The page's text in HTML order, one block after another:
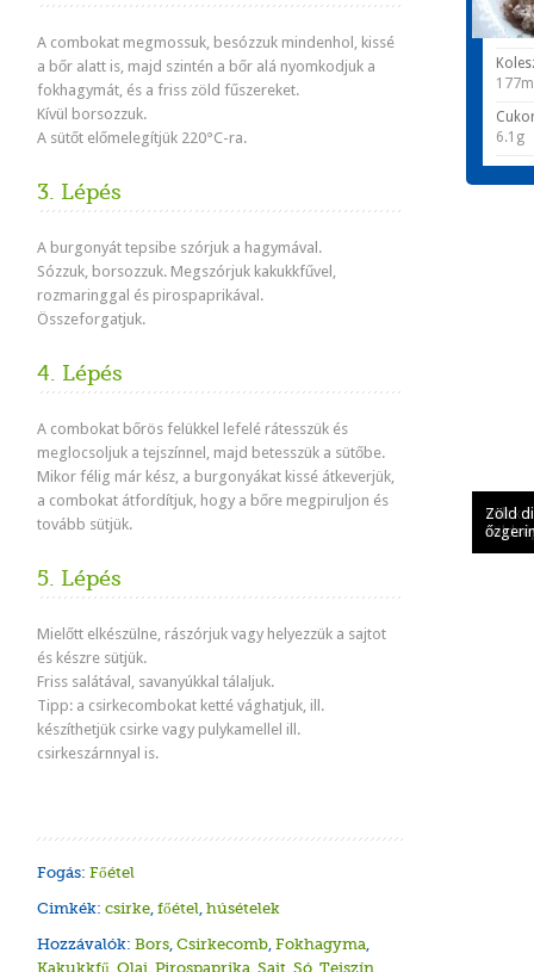
A combokat megmossuk, besózzuk mindenhol, kissé
a bőr alatt is, majd szintén a bőr alá nyomkodjuk a
fokhagymát, és a friss zöld fűszereket.
Kívül borsozzuk.
A sütőt előmelegítjük 220°C-ra.
3. Lépés
A burgonyát tepsibe szórjuk a hagymával.
Sózzuk, borsozzuk. Megszórjuk kakukkfűvel,
rozmaringgal és pirospaprikával.
Összeforgatjuk.
4. Lépés
A combokat bőrös felükkel lefelé rátesszük és
meglocsoljuk a tejszínnel, majd betesszük a sütőbe.
Mikor félig már kész, a burgonyákat kissé átkeverjük,
a combokat átfordítjuk, hogy a bőre megpiruljon és
tovább sütjük.
5. Lépés
Mielőtt elkészülne, rászórjuk vagy helyezzük a sajtot
és készre sütjük.
Friss salátával, savanyúkkal tálaljuk.
Tipp: a csirkecombokat ketté vághatjuk, ill.
készíthetjük csirke vagy pulykamellel ill.
csirkeszárnnyal is.
Fogás: Főétel
Cimkék: csirke, főétel, húsételek
Hozzávalók: Bors, Csirkecomb, Fokhagyma,
Kakukkfű, Olaj, Pirospaprika, Sajt, Só, Tejszín,
Sült
Zöld
652
6.1g